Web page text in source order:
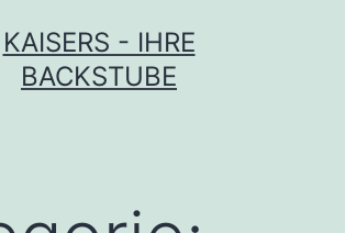
KAISERS - IHRE
BACKSTUBE